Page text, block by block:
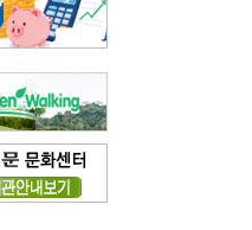
B형 간염은 ‘간암 시한폭탄’…비활동기 환자도 꼭 6개월 주기 검사